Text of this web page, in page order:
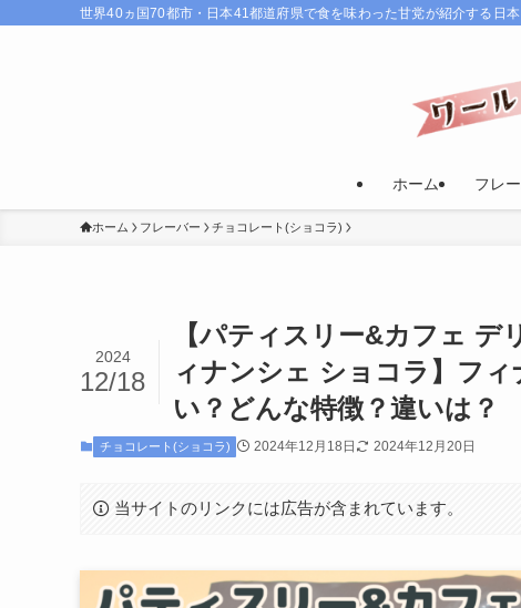
世界40ヵ国70都市・日本41都道府県で食を味わった甘党が紹介する日
ホーム フレ
ホーム フレーバー チョコレート(ショコラ)
【パティスリー&カフェ デ
ィナンシェ ショコラ】フ
い？どんな特徴？違いは？
2024
12/18
チョコレート(ショコラ) 2024年12月18日 2024年12月20日
当サイトのリンクには広告が含まれています。